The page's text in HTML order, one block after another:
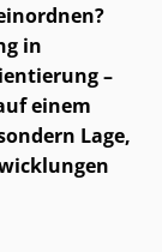
in
–
einem
Lage,